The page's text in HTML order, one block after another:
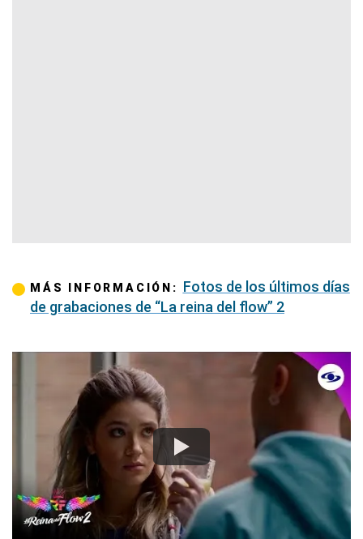
MÁS INFORMACIÓN: Fotos de los últimos días
de grabaciones de “La reina del flow” 2